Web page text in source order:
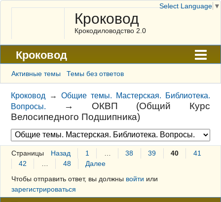
Кроковод
Крокодиловодство 2.0
Кроковод
Форум
Архив
ГАЛЕРЕЯ
Правила
Поиск
Регистрация
Вход
Активные темы Темы без ответов
Кроковод →Общие темы. Мастерская. Библиотека.
Вопросы.
→ ОКВП (Общий Курс
Велосипедного Подшипника)
Страницы Назад 1 38 39 40
41
42
48
Далее
Чтобы отправить ответ, вы должны войти или
зарегистрироваться
Select Language ▼